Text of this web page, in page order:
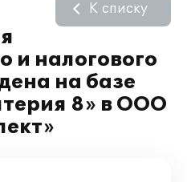
и налогового
на базе
8» в ООО
К списку